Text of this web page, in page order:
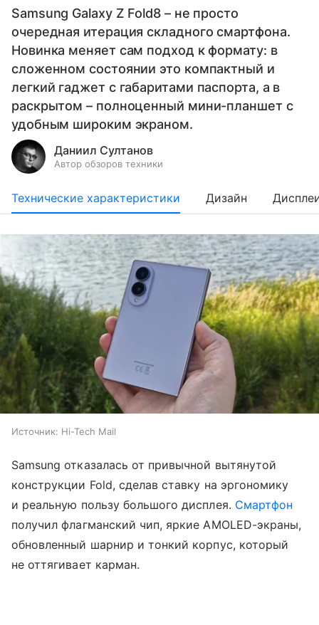
Samsung Galaxy Z Fold8 – не просто
очередная итерация складного смартфона.
Новинка меняет сам подход к формату: в
сложенном состоянии это компактный и
легкий гаджет с габаритами паспорта, а в
раскрытом – полноценный мини-планшет с
удобным широким экраном.
Даниил Султанов
Автор обзоров техники
Технические характеристики Дизайн
Источник: Hi-Tech Mail
Samsung отказалась от привычной вытянутой
конструкции Fold, сделав ставку на эргономику
и реальную пользу большого дисплея. Смартфон
получил флагманский чип, яркие AMOLED-экраны,
обновленный шарнир и тонкий корпус, который
не оттягивает карман.